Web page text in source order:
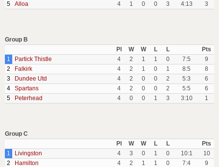
5
Alloa 4 1 0 0 3 4:13 3
Group B
Pl
W W L L
Pts
1
Partick Thistle 4 2 1 1 0 7:5
9
2
Falkirk 4 2 1 0 1 8:5
8
3
Dundee Utd 4 2 0 0 2 5:3
6
4
Spartans 4 2 0 0 2 5:5
6
5
Peterhead 4 0 0 1 3 3:10 1
Group C
Pl
W W L L
Pts
1
Livingston 4 3 0 1 0 10:1
10
2
Hamilton 4 2 1 1 0 7:4
9